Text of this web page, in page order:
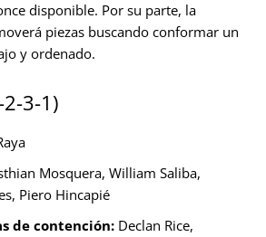
disponible. Por su parte, la
piezas buscando conformar un
y ordenado.
3-1)
Mosquera, William Saliba,
Piero Hincapié
de contención: Declan Rice,